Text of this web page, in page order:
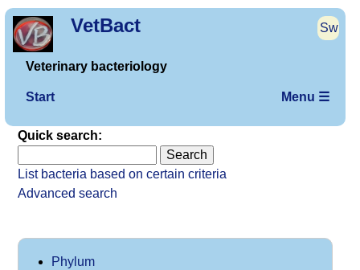
VetBact Sw
Veterinary bacteriology
Start Menu ☰
Quick search:
List bacteria based on certain criteria
Advanced search
Phylum